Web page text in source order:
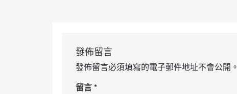
發佈留言
發佈留言必須填寫的電子郵件地址不會公開。
留言*